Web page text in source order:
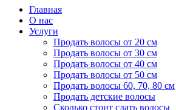
Главная
О нас
Услуги
Продать волосы от 20 см
Продать волосы от 30 см
Продать волосы от 40 см
Продать волосы от 50 см
Продать волосы 60, 70, 80 см
Продать детские волосы
Сколько стоит сдать волосы